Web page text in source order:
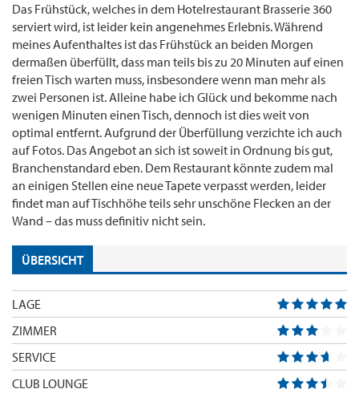
Das Frühstück, welches in dem Hotelrestaurant Brasserie 360
serviert wird, ist leider kein angenehmes Erlebnis. Während
meines Aufenthaltes ist das Frühstück an beiden Morgen
dermaßen überfüllt, dass man teils bis zu 20 Minuten auf einen
freien Tisch warten muss, insbesondere wenn man mehr als
zwei Personen ist. Alleine habe ich Glück und bekomme nach
wenigen Minuten einen Tisch, dennoch ist dies weit von
optimal entfernt. Aufgrund der Überfüllung verzichte ich auch
auf Fotos. Das Angebot an sich ist soweit in Ordnung bis gut,
Branchenstandard eben. Dem Restaurant könnte zudem mal
an einigen Stellen eine neue Tapete verpasst werden, leider
findet man auf Tischhöhe teils sehr unschöne Flecken an der
Wand – das muss definitiv nicht sein.
ÜBERSICHT
LAGE
ZIMMER
SERVICE
CLUB LOUNGE